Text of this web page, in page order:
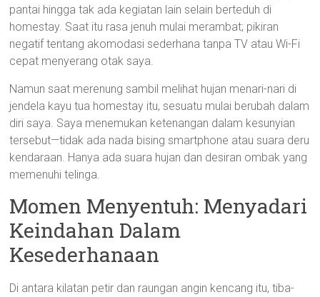
pantai hingga tak ada kegiatan lain selain berteduh di
homestay. Saat itu rasa jenuh mulai merambat; pikiran
negatif tentang akomodasi sederhana tanpa TV atau Wi-Fi
cepat menyerang otak saya.
Namun saat merenung sambil melihat hujan menari-nari di
jendela kayu tua homestay itu, sesuatu mulai berubah dalam
diri saya. Saya menemukan ketenangan dalam kesunyian
tersebut—tidak ada nada bising smartphone atau suara deru
kendaraan. Hanya ada suara hujan dan desiran ombak yang
memenuhi telinga.
Momen Menyentuh: Menyadari
Keindahan Dalam
Kesederhanaan
Di antara kilatan petir dan raungan angin kencang itu, tiba-